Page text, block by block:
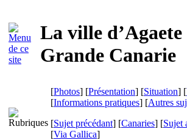
La ville d’Agaete
Grande Canarie
[Photos] [Présentation] [Situation] [
[Informations pratiques] [Autres
[Sujet précédant] [Canaries] [Sujet
[Via Gallica]